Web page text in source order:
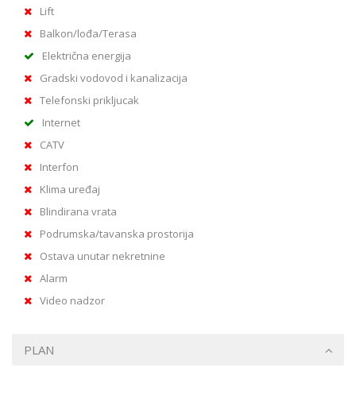
Lift
Balkon/lođa/Terasa
Električna energija
Gradski vodovod i kanalizacija
Telefonski prikljucak
Internet
CATV
Interfon
Klima uređaj
Blindirana vrata
Podrumska/tavanska prostorija
Ostava unutar nekretnine
Alarm
Video nadzor
PLAN